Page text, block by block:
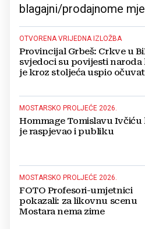
blagajni/prodajnome
OTVORENA VRIJEDNA IZLOŽBA
Provincijal Grbeš: Crkve u
svjedoci su povijesti naroda
je kroz stoljeća uspio
MOSTARSKO PROLJEĆE 2026.
Hommage Tomislavu Ivčiću
je raspjevao i publiku
MOSTARSKO PROLJEĆE 2026.
FOTO Profesori-umjetnici
pokazali: za likovnu scenu
Mostara nema zime